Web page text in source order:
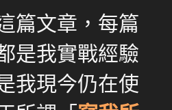
篇文章，每篇
是我實戰經驗
我現今仍在使